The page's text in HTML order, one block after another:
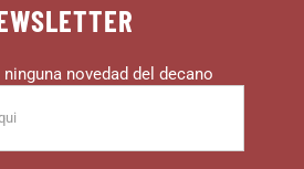
novedad del decano